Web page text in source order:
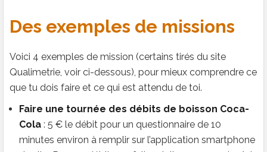
Des exemples de missions
Voici 4 exemples de mission (certains tirés du site
Qualimetrie, voir ci-dessous), pour mieux comprendre ce
que tu dois faire et ce qui est attendu de toi.
Faire une tournée des débits de boisson Coca-
Cola : 5 € le débit pour un questionnaire de 10
minutes environ à remplir sur l’application smartphone